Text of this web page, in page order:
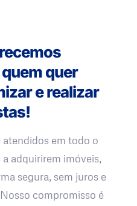
quer
e realizar
em todo o
a adquirirem imóveis,
segura, sem juros e
compromisso é